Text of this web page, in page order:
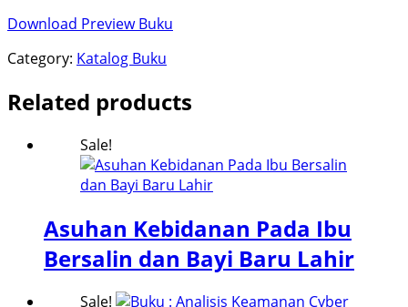
Download Preview Buku
Category: Katalog Buku
Related products
Sale!
Asuhan Kebidanan Pada Ibu
Bersalin dan Bayi Baru Lahir
Sale!